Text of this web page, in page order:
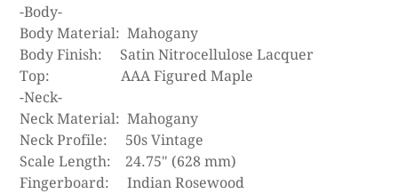
-Body-
Body Material: Mahogany
Body Finish: Satin Nitrocellulose Lacquer
Top: AAA Figured Maple
-Neck-
Neck Material: Mahogany
Neck Profile: 50s Vintage
Scale Length: 24.75" (628 mm)
Fingerboard: Indian Rosewood